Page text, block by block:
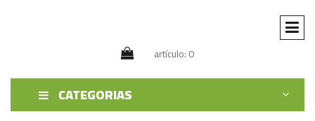
artículo: 0
CATEGORIAS